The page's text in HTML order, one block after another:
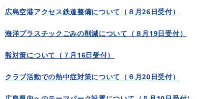
広島空港アクセス鉄道整備について（８月26日受付）
海洋プラスチックごみの削減について（８月19日受付）
熊対策について（７月16日受付）
クラブ活動での熱中症対策について（６月20日受付）